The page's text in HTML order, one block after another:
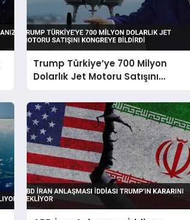
Trump Türkiye’ye 700 Milyon
Dolarlık Jet Motoru Satışını
Kongreye Bildirdi